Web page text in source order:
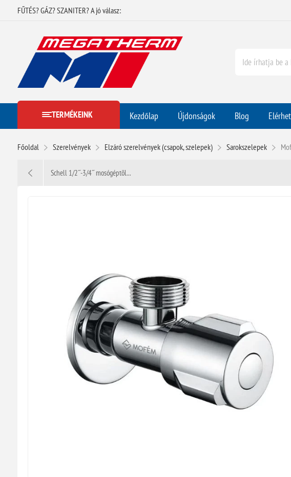
FŰTÉS? GÁZ? SZANITER? A jó válasz:
TERMÉKEINK Kezdőlap Újdonságok Blog
Főoldal Szerelvények Elzáró szerelvények (csapok, szelepek) Sarokszelepek
Schell 1/2˝-3/4˝ mosógéptöl...